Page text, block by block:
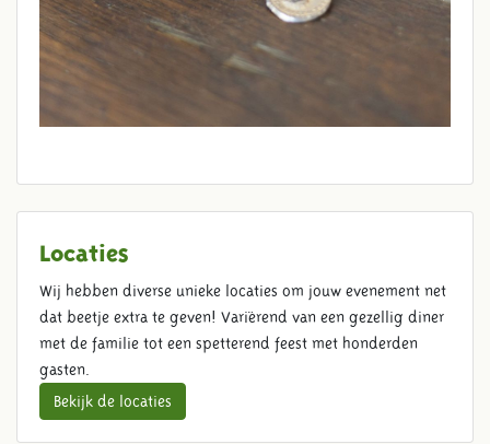
Locaties
Wij hebben diverse unieke locaties om jouw evenement net
dat beetje extra te geven! Variërend van een gezellig diner
met de familie tot een spetterend feest met honderden
gasten.
Bekijk de locaties